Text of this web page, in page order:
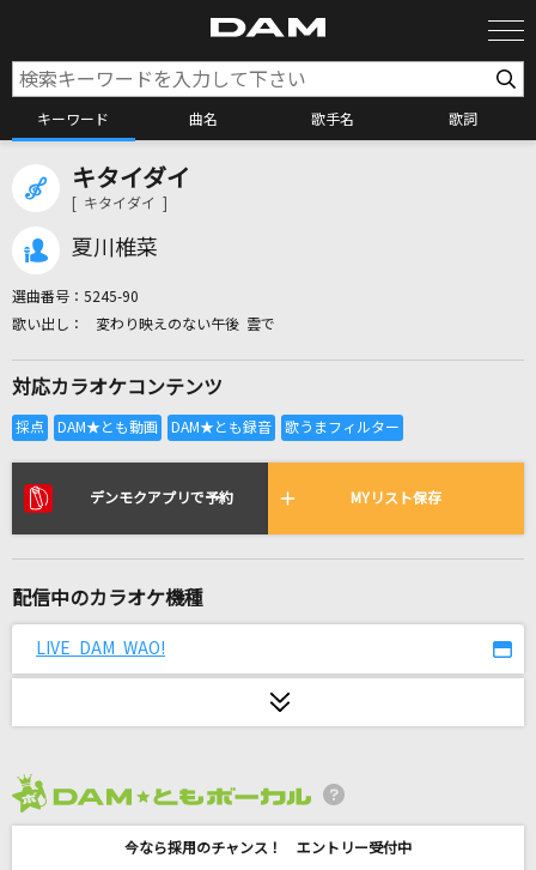
キーワード 曲名 歌手名 歌詞
全国りれき
リアルタイムで歌われている曲の一覧
[生音]幸せ
Heaven's falling down
サザンオールスターズ
キタイダイ
[ キタイダイ ]
夏川椎菜
選曲番号： 5245-90
変わり映えのない午後 雲で
対応カラオケコンテンツ
デンモクアプリで予約 MYリスト保存
配信中のカラオケ機種
LIVE DAM WAO!
今なら採用のチャンス！ エントリー受付中